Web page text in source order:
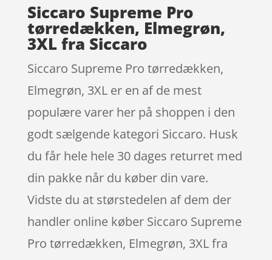
Siccaro Supreme Pro
tørredækken, Elmegrøn,
3XL fra Siccaro
Siccaro Supreme Pro tørredækken,
Elmegrøn, 3XL er en af de mest
populære varer her på shoppen i den
godt sælgende kategori Siccaro. Husk
du får hele hele 30 dages returret med
din pakke når du køber din vare.
Vidste du at størstedelen af dem der
handler online køber Siccaro Supreme
Pro tørredækken, Elmegrøn, 3XL fra